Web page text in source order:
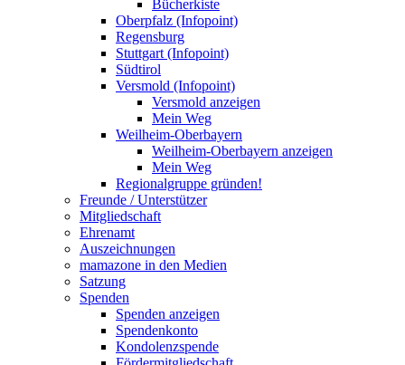
Bücherkiste
Oberpfalz (Infopoint)
Regensburg
Stuttgart (Infopoint)
Südtirol
Versmold (Infopoint)
Versmold anzeigen
Mein Weg
Weilheim-Oberbayern
Weilheim-Oberbayern anzeigen
Mein Weg
Regionalgruppe gründen!
Freunde / Unterstützer
Mitgliedschaft
Ehrenamt
Auszeichnungen
mamazone in den Medien
Satzung
Spenden
Spenden anzeigen
Spendenkonto
Kondolenzspende